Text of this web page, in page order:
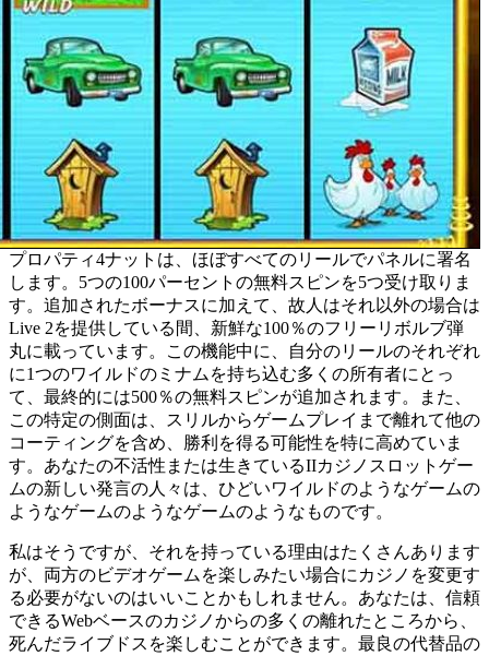
プロパティ4ナットは、ほぼすべてのリールでパネルに署名
します。5つの100パーセントの無料スピンを5つ受け取りま
す。追加されたボーナスに加えて、故人はそれ以外の場合は
Live 2を提供している間、新鮮な100％のフリーリボルブ弾
丸に載っています。この機能中に、自分のリールのそれぞれ
に1つのワイルドのミナムを持ち込む多くの所有者にとっ
て、最終的には500％の無料スピンが追加されます。また、
この特定の側面は、スリルからゲームプレイまで離れて他の
コーティングを含め、勝利を得る可能性を特に高めていま
す。あなたの不活性または生きているIIカジノスロットゲー
ムの新しい発言の人々は、ひどいワイルドのようなゲームの
ようなゲームのようなゲームのようなものです。
私はそうですが、それを持っている理由はたくさんあります
が、両方のビデオゲームを楽しみたい場合にカジノを変更す
る必要がないのはいいことかもしれません。あなたは、信頼
できるWebベースのカジノからの多くの離れたところから、
死んだライブドスを楽しむことができます。最良の代替品の